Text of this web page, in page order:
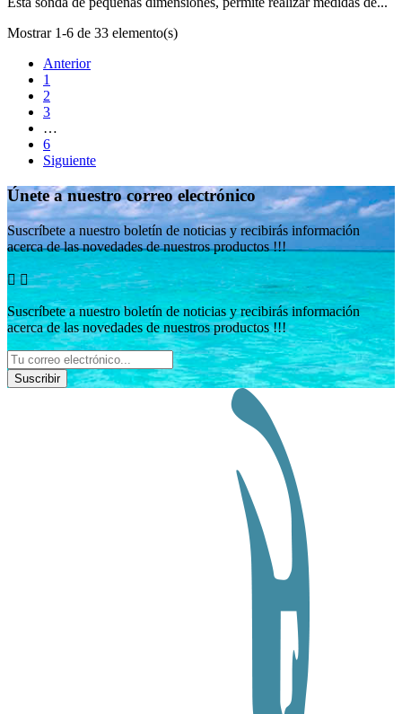
Mostrar 1-6 de 33 elemento(s)
Anterior
1
2
3
…
6
Siguiente
Únete a nuestro correo electrónico
Suscríbete a nuestro boletín de noticias y recibirás información
acerca de las novedades de nuestros productos !!!
 
Suscríbete a nuestro boletín de noticias y recibirás información
acerca de las novedades de nuestros productos !!!
Suscribir